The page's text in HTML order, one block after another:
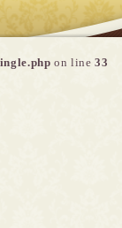
on line33